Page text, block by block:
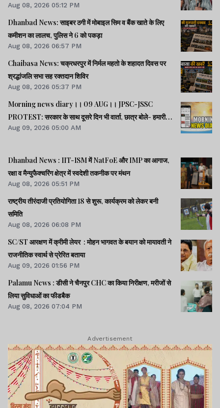
Aug 08, 2026 05:12 PM
Dhanbad News: साइबर ठगी में मोबाइल सिम व बैंक खाते के लिए
कमीशन का लालच, पुलिस ने 6 को पकड़ा
Aug 08, 2026 06:57 PM
Chaibasa News: चक्रधरपुर में निर्मल महतो के शहादत दिवस पर
श्रद्धांजलि सभा सह रक्तदान शिविर
Aug 08, 2026 05:37 PM
Morning news diary।। 09 AUG।। JPSC-JSSC
PROTEST: सरकार के साथ दूसरे दिन भी वार्ता, छात्र बोले- हमारी
बातें सुनी गईं।। छात्रों के समर्थन में उतरी भाजपा, 10 को विधानसभा
सीनेट से पास।। समेत कई खबरें व वीडियो.
Aug 09, 2026 05:00 AM
Dhanbad News : IIT-ISM में NatFoE और IMP का आगाज,
रक्षा व मैन्युफैक्चरिंग क्षेत्र में स्वदेशी तकनीक पर मंथन
Aug 08, 2026 05:51 PM
राष्ट्रीय तीरंदाजी प्रतियोगिता 18 से शुरू, कार्यक्रम को लेकर बनी
समिति
Aug 08, 2026 06:08 PM
SC/ST आरक्षण में क्रीमी लेयर : मोहन भागवत के बयान को मायावती ने
राजनीतिक स्वार्थ से प्रेरित बताया
Aug 09, 2026 01:56 PM
Palamu News : डीसी ने चैनपुर CHC का किया निरीक्षण, मरीजों से
लिया सुविधाओं का फीडबैक
Aug 08, 2026 07:04 PM
Advertisement